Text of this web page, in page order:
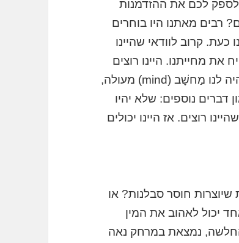
לספק לכם את ההזדמנות
רבים מאתנו היו בוחרים
קרוב לוודאי שהיינו
את מחייתנו. היינו רוצים
גוף חזק ובריא, שלא יעשה לנו בעיות. היינו רוצים שיהיה לנו מַחשָׁב (mind) מעולה,
דברים נוספים: שלא יהיו
רוצים. אז היינו יכולים
חוסר סבלנות? או
יכול לאהוב את המין
החלשה, נמצאת במרחק נאה